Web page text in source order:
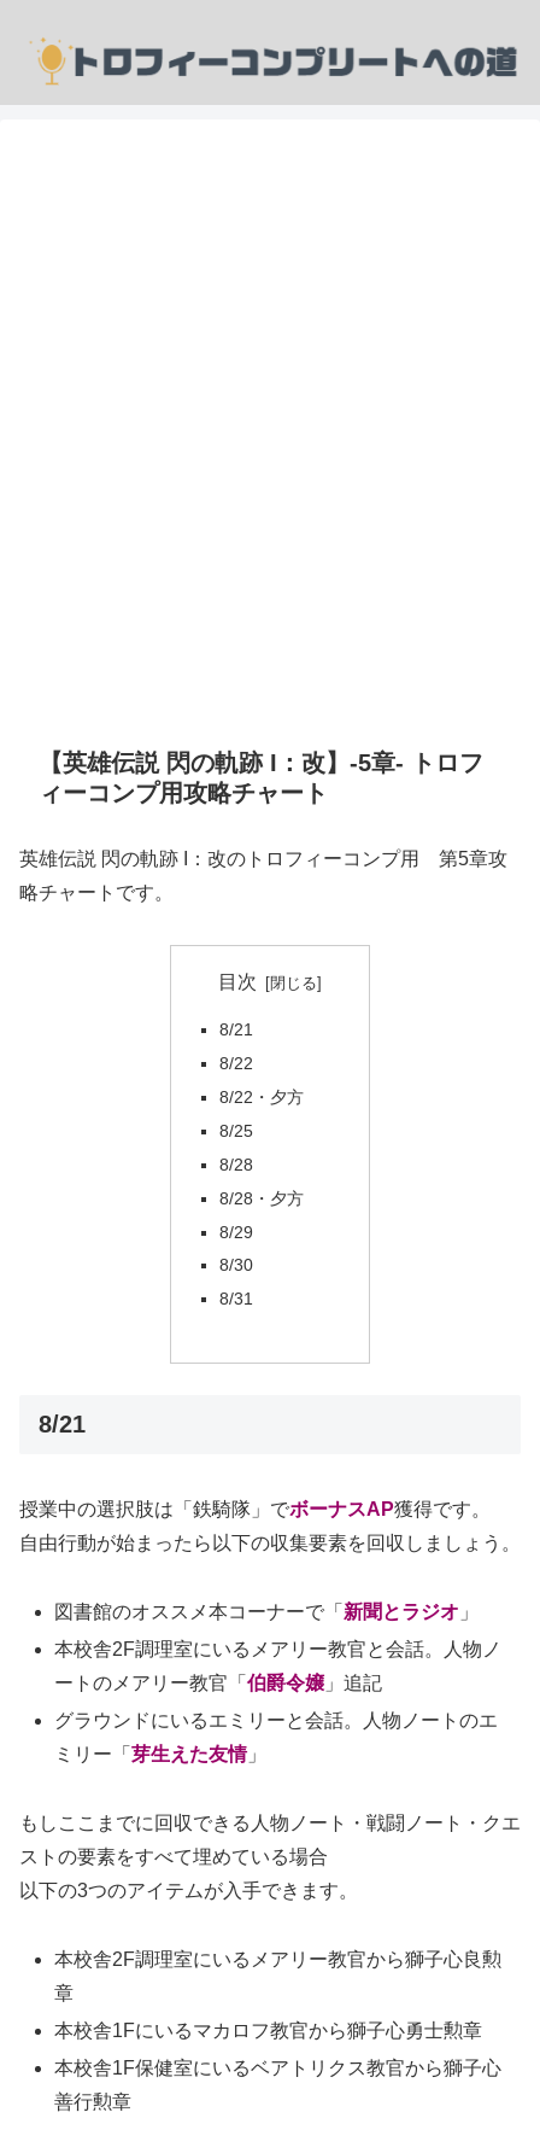
【英雄伝説 閃の軌跡 I：改】-5章- トロフ
ィーコンプ用攻略チャート
英雄伝説 閃の軌跡 I：改のトロフィーコンプ用 第5章攻
略チャートです。
目次
8/21
8/22
8/22・夕方
8/25
8/28
8/28・夕方
8/29
8/30
8/31
8/21
授業中の選択肢は「鉄騎隊」でボーナスAP獲得です。
自由行動が始まったら以下の収集要素を回収しましょう。
図書館のオススメ本コーナーで「 新聞とラジオ 」
本校舎2F調理室にいるメアリー教官と会話。人物ノ
ートのメアリー教官「伯爵令嬢」追記
グラウンドにいるエミリーと会話。人物ノートのエ
ミリー「芽生えた友情」
もしここまでに回収できる人物ノート・戦闘ノート・クエ
ストの要素をすべて埋めている場合
以下の3つのアイテムが入手できます。
本校舎2F調理室にいるメアリー教官から獅子心良勲
章
本校舎1Fにいるマカロフ教官から獅子心勇士勲章
本校舎1F保健室にいるベアトリクス教官から獅子心
善行勲章